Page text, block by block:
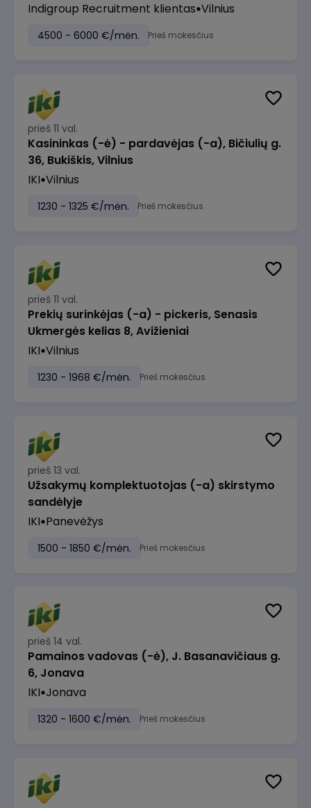
Indigroup Recruitment klientas Vilnius
4500 - 6000 €/mėn. Prieš mokesčius
prieš 11 val.
Kasininkas (-ė) - pardavėjas (-a), Bičiulių g.
36, Bukiškis, Vilnius
IKI Vilnius
1230 - 1325 €/mėn. Prieš mokesčius
prieš 11 val.
Prekių surinkėjas (-a) - pickeris, Senasis
Ukmergės kelias 8, Avižieniai
IKI Vilnius
1230 - 1968 €/mėn. Prieš mokesčius
prieš 13 val.
Užsakymų komplektuotojas (-a) skirstymo
sandėlyje
IKI Panevėžys
1500 - 1850 €/mėn. Prieš mokesčius
prieš 14 val.
Pamainos vadovas (-ė), J. Basanavičiaus g.
6, Jonava
IKI Jonava
1320 - 1600 €/mėn. Prieš mokesčius